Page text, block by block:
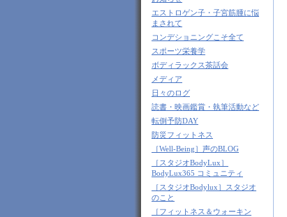
エストロゲン子・子宮筋腫に悩
まされて
コンデショニングこそ全て
スポーツ栄養学
ボディラックス茶話会
メディア
日々のログ
読書・映画鑑賞・執筆活動など
転倒予防DAY
防災フィットネス
［Well-Being］声のBLOG
［スタジオBodyLux］
BodyLux365 コミュニティ
［スタジオBodylux］スタジオ
のこと
［フィットネス＆ウォーキン